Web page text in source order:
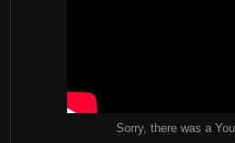
Sorry, there was a